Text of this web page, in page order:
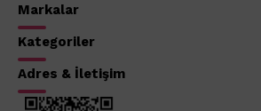
Markalar
Kategoriler
Adres & İletişim